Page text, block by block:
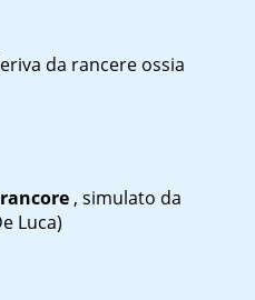
da rancere ossia
rancore , simulato da
Luca)